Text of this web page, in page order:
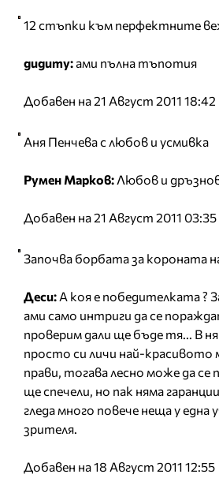
12 стъпки към перфектните
дидиту: ами пълна тъпотия
Добавен на 21 Август 2011 18:42
Аня Пенчева с любов и усмивка
Румен Марков: Любов и
Добавен на 21 Август 2011 03:35
Започва борбата за короната
Деси: А коя е победителката ?
ами само интриги да се
проверим дали ще бъде тя... В
просто си личи най-красивото
прави, тогава лесно може да се
ще спечели, но пак няма
гледа много повече неща у една
зрителя.
Добавен на 18 Август 2011 12:55